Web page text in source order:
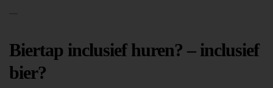
—
Biertap inclusief huren? – inclusief
bier?